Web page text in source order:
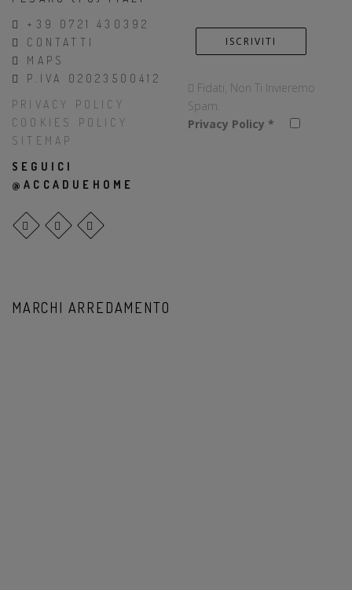
+39 0721 430392
CONTATTI
MAPS
P.IVA 02023500412
PRIVACY POLICY
COOKIES POLICY
SITEMAP
SEGUICI
@ACCADUEHOME
Fidati, Non Ti Invieremo
Spam.
Privacy Policy *
MARCHI ARREDAMENTO